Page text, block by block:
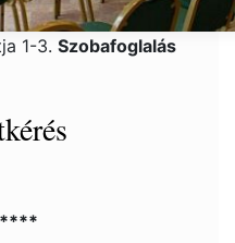
1-3. Szobafoglalás
****